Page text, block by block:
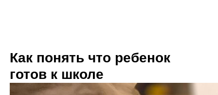
Как понять что ребенок
готов к школе